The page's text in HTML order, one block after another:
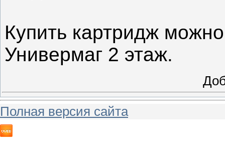
Купить картридж
Универмаг 2 этаж.
Полная версия сайта